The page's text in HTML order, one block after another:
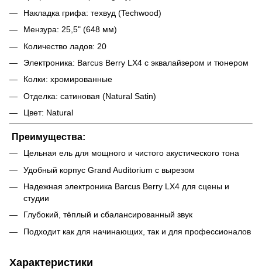
Накладка грифа: техвуд (Techwood)
Мензура: 25,5" (648 мм)
Количество ладов: 20
Электроника: Barcus Berry LX4 с эквалайзером и тюнером
Колки: хромированные
Отделка: сатиновая (Natural Satin)
Цвет: Natural
Преимущества:
Цельная ель для мощного и чистого акустического тона
Удобный корпус Grand Auditorium с вырезом
Надежная электроника Barcus Berry LX4 для сцены и
студии
Глубокий, тёплый и сбалансированный звук
Подходит как для начинающих, так и для профессионалов
Характеристики